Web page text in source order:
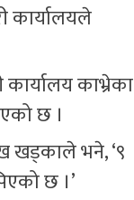
कार्यालयले
काभ्रेका
छ ।
खड्काले भने, ‘९
छ ।’